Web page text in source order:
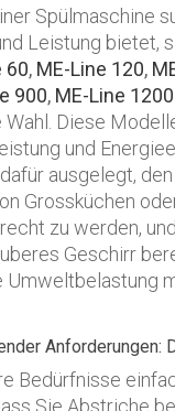
Spülmaschine
Leistung bietet,
60, ME-Line 120,
900, ME-Line 1200
Diese
und
ausgelegt,
Grossküchen
zu werden,
Geschirr
Umweltbelastung
Anforderungen:
Bedürfnisse
Sie Abstriche